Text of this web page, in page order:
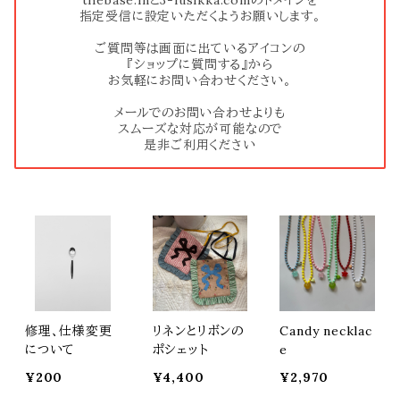
指定受信に設定いただくようお願いします。
ご質問等は画面に出ているアイコンの
『ショップに質問する』から
お気軽にお問い合わせください。
メールでのお問い合わせよりも
スムーズな対応が可能なので
是非ご利用ください
修理、仕様変更
について
¥200
リネンとリボンの
ポシェット
¥4,400
Candy necklac
e
¥2,970